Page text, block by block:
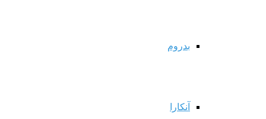
بدروم
آنکارا